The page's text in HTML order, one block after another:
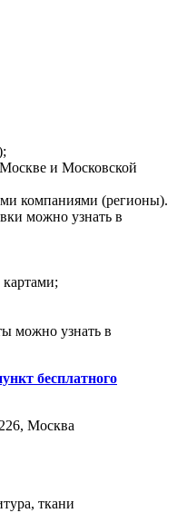
и Московской
компаниями (регионы).
можно узнать в
можно узнать в
бесплатного
Москва
ткани